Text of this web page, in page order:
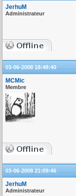
JerhuM
Administrateur
03-06-2008 18:48:40
MCMic
Membre
03-06-2008 21:09:46
JerhuM
Administrateur